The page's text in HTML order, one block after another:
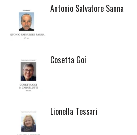
Antonio Salvatore Sanna
Cosetta Goi
Lionella Tessari